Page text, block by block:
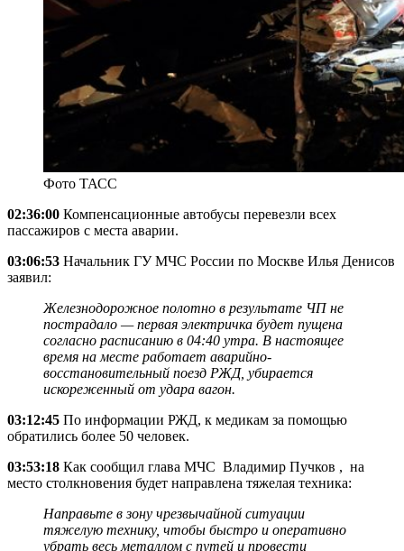
Фото ТАСС
02:36:00 Компенсационные автобусы перевезли всех
пассажиров с места аварии.
03:06:53 Начальник ГУ МЧС России по Москве Илья Денисов
заявил:
Железнодорожное полотно в результате ЧП не
пострадало — первая электричка будет пущена
согласно расписанию в 04:40 утра. В настоящее
время на месте работает аварийно-
восстановительный поезд РЖД, убирается
искореженный от удара вагон.
03:12:45 По информации РЖД, к медикам за помощью
обратились более 50 человек.
03:53:18 Как сообщил глава МЧС Владимир Пучков , на
место столкновения будет направлена тяжелая техника:
Направьте в зону чрезвычайной ситуации
тяжелую технику, чтобы быстро и оперативно
убрать весь металлом с путей и провести